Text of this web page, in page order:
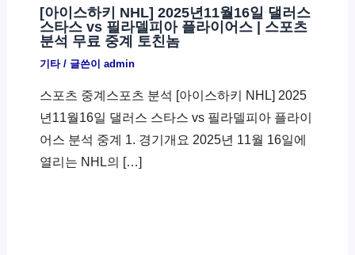
[아이스하키 NHL] 2025년11월16일 댈러스
스타스 vs 필라델피아 플라이어스 | 스포츠
분석 무료 중계 토친놈
기타/ 글쓴이 admin
스포츠 중계스포츠 분석 [아이스하키 NHL] 2025
년11월16일 댈러스 스타스 vs 필라델피아 플라이
어스 분석 중계 1. 경기개요 2025년 11월 16일에
열리는 NHL의 […]